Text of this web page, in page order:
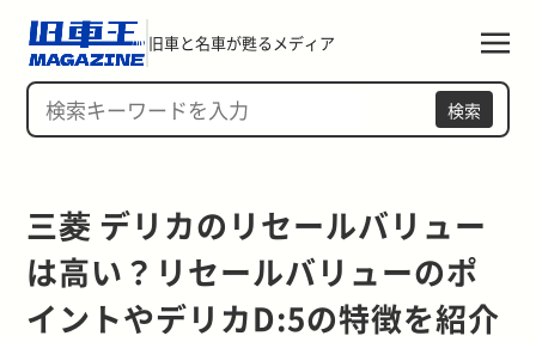
旧車と名車が甦るメディア
検索
三菱 デリカのリセールバリュー
は高い？リセールバリューのポ
イントやデリカD:5の特徴を紹介